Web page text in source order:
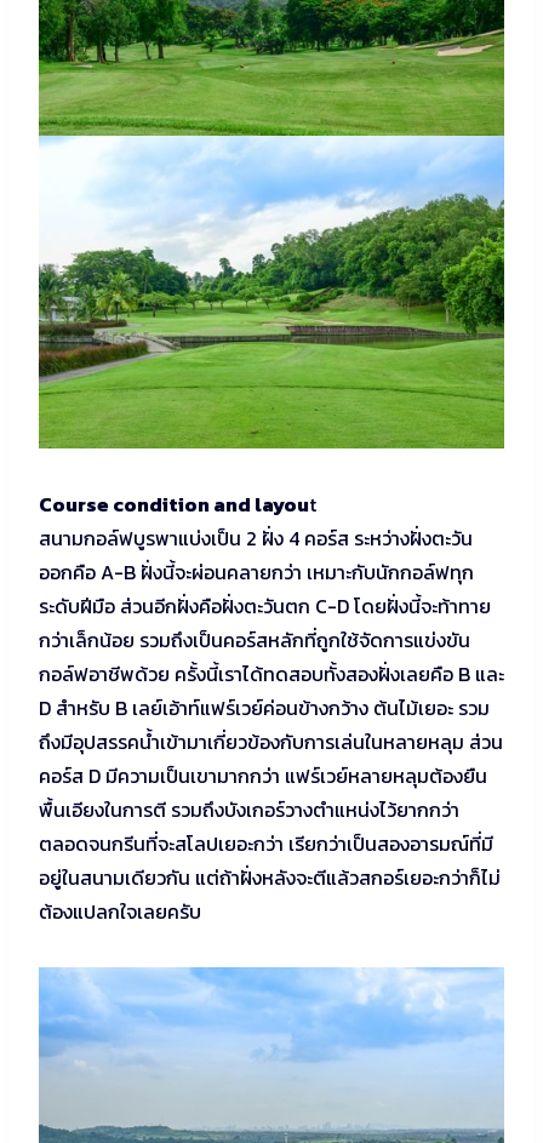
Course condition and layout
สนามกอล์ฟบูรพาแบ่งเป็น 2 ฝั่ง 4 คอร์ส ระหว่างฝั่งตะวัน
ออกคือ A-B ฝั่งนี้จะผ่อนคลายกว่า เหมาะกับนักกอล์ฟทุก
ระดับฝีมือ ส่วนอีกฝั่งคือฝั่งตะวันตก C-D โดยฝั่งนี้จะท้าทาย
กว่าเล็กน้อย รวมถึงเป็นคอร์สหลักที่ถูกใช้จัดการแข่งขัน
กอล์ฟอาชีพด้วย ครั้งนี้เราได้ทดสอบทั้งสองฝั่งเลยคือ B และ
D สำหรับ B เลย์เอ้าท์แฟร์เวย์ค่อนข้างกว้าง ต้นไม้เยอะ รวม
ถึงมีอุปสรรคน้ำเข้ามาเกี่ยวข้องกับการเล่นในหลายหลุม ส่วน
คอร์ส D มีความเป็นเขามากกว่า แฟร์เวย์หลายหลุมต้องยืน
พื้นเอียงในการตี รวมถึงบังเกอร์วางตำแหน่งไว้ยากกว่า
ตลอดจนกรีนที่จะสโลปเยอะกว่า เรียกว่าเป็นสองอารมณ์ที่มี
อยู่ในสนามเดียวกัน แต่ถ้าฝั่งหลังจะตีแล้วสกอร์เยอะกว่าก็ไม่
ต้องแปลกใจเลยครับ